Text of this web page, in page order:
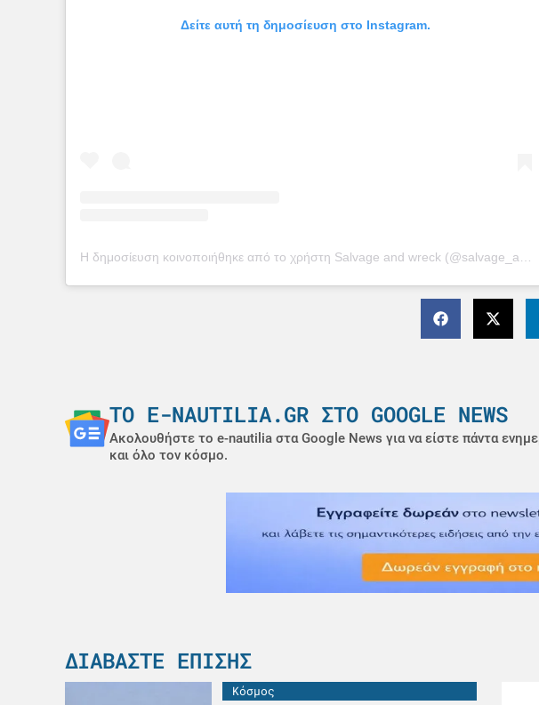
Δείτε αυτή τη δημοσίευση στο Instagram.
Η δημοσίευση κοινοποιήθηκε από το χρήστη Salvage and wreck (@salvage_and_wreck)
ΤΟ E-NAUTILIA.GR ΣΤΟ GOOGLE NEWS
Ακολουθήστε το e-nautilia στα Google News για να είστε πάντα
και όλο τον κόσμο.
ΔΙΑΒΆΣΤΕ ΕΠΊΣΗΣ
Κόσμος